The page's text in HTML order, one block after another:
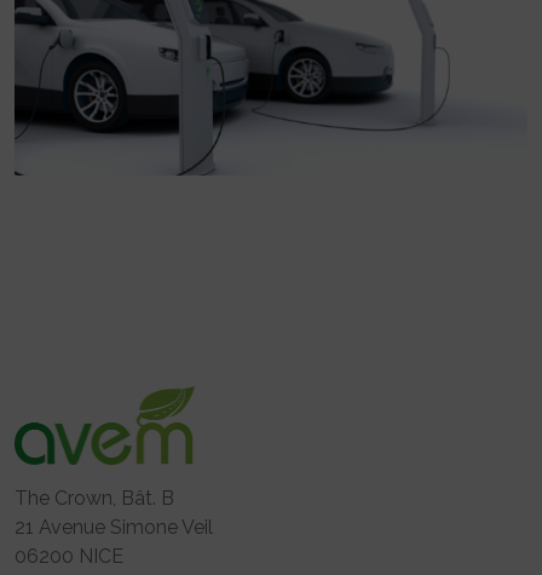
The Crown, Bât. B
21 Avenue Simone Veil
06200 NICE